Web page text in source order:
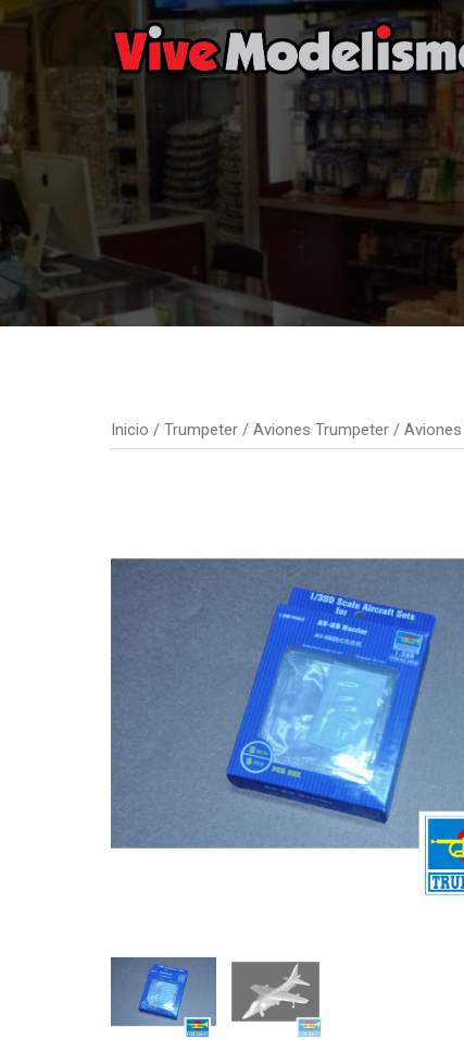
Saltar
contenido
Inicio / Trumpeter / Aviones Trumpeter /